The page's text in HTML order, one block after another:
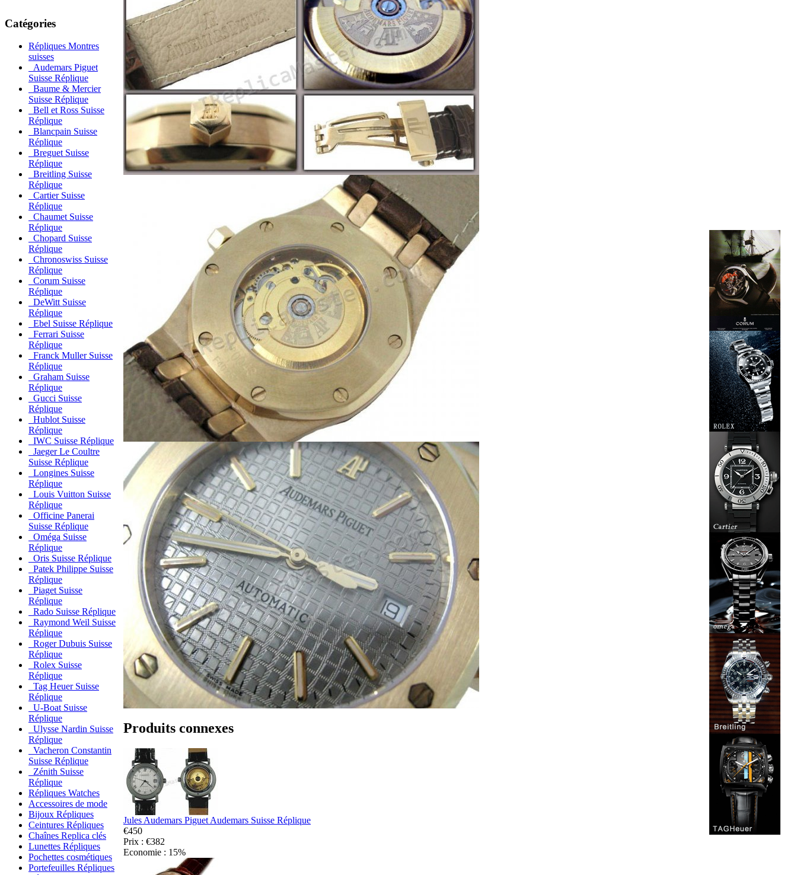
Catégories
Répliques Montres
suisses
Audemars Piguet
Suisse Réplique
Baume & Mercier
Suisse Réplique
Bell et Ross Suisse
Réplique
Blancpain Suisse
Réplique
Breguet Suisse
Réplique
Breitling Suisse
Réplique
Cartier Suisse
Réplique
Chaumet Suisse
Réplique
Chopard Suisse
Réplique
Chronoswiss Suisse
Réplique
Corum Suisse
Réplique
DeWitt Suisse
Réplique
Ebel Suisse Réplique
Ferrari Suisse
Réplique
Franck Muller Suisse
Réplique
Graham Suisse
Réplique
Gucci Suisse
Réplique
Hublot Suisse
Réplique
IWC Suisse Réplique
Jaeger Le Coultre
Suisse Réplique
Longines Suisse
Réplique
Louis Vuitton Suisse
Réplique
Officine Panerai
Suisse Réplique
Oméga Suisse
Réplique
Oris Suisse Réplique
Patek Philippe Suisse
Réplique
Piaget Suisse
Réplique
Rado Suisse Réplique
Raymond Weil Suisse
Réplique
Roger Dubuis Suisse
Réplique
Rolex Suisse
Réplique
Tag Heuer Suisse
Réplique
U-Boat Suisse
Réplique
Ulysse Nardin Suisse
Réplique
Vacheron Constantin
Suisse Réplique
Zénith Suisse
Réplique
Répliques Watches
Accessoires de mode
Bijoux Répliques
Ceintures Répliques
Chaînes Replica clés
Lunettes Répliques
Pochettes cosmétiques
Portefeuilles Répliques
Produits connexes
Jules Audemars Piguet Audemars Suisse Réplique
€450
Prix : €382
Economie : 15%